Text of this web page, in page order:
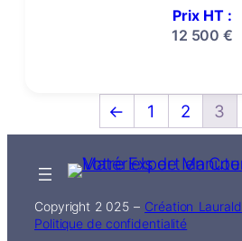
Prix HT :
12 500€
← 1 2 3
Copyright 2 025 – Création Laurald
Politique de confidentialité